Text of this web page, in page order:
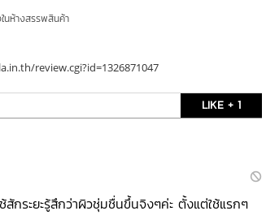
นห้างสรรพสินค้า
review.cgi?id=1326871047
LIKE + 1
กระยะรู้สึกว่าผิวชุ่มชื่นขึ้นจิงๆค่ะ ตั้งแต่ใช้แรกๆ